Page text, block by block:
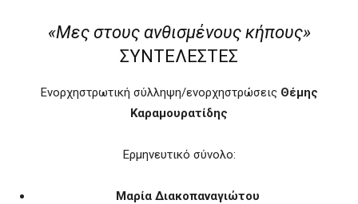
«Μες στους ανθισμένους κήπους»
ΣΥΝΤΕΛΕΣΤΕΣ
Ενορχηστρωτική σύλληψη/ενορχηστρώσεις Θέμης
Καραμουρατίδης
Ερμηνευτικό σύνολο:
Μαρία Διακοπαναγιώτου